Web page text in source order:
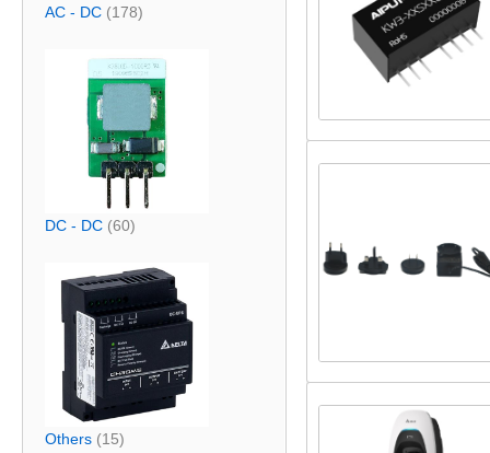
AC - DC (178)
DC - DC (60)
Others (15)